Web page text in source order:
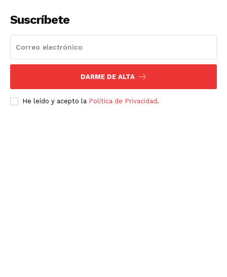
Suscríbete
DARME DE ALTA
He leído y acepto la Política de Privacidad .